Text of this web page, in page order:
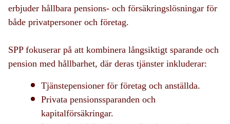
erbjuder hållbara pensions- och försäkringslösningar för
både privatpersoner och företag.
SPP fokuserar på att kombinera långsiktigt sparande och
pension med hållbarhet, där deras tjänster inkluderar:
Tjänstepensioner för företag och anställda.
Privata pensionssparanden och
kapitalförsäkringar.